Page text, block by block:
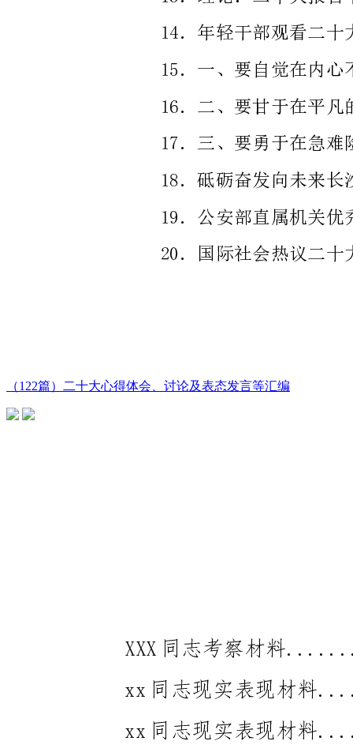
（122篇）二十大心得体会、讨论及表态发言等汇编